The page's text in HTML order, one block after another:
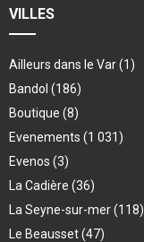
VILLES
Ailleurs dans le Var(1)
Bandol (186)
Boutique (8)
Evenements (1 031)
Evenos (3)
La Cadière (36)
La Seyne-sur-mer(118)
Le Beausset(47)